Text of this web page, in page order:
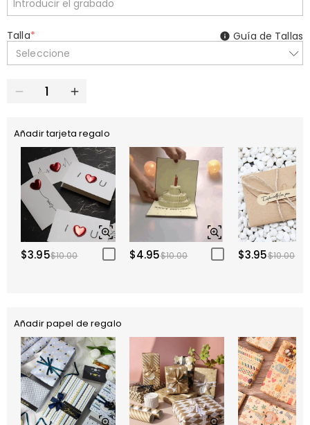
Talla*
Seleccione
Guía de Tallas
Añadir tarjeta regalo
$3.95$10.00 $4.95$10.00 $3.95$10.00
Añadir papel de regalo